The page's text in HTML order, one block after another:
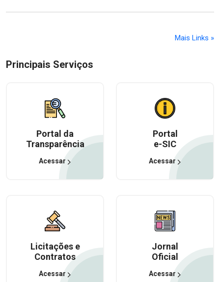
Mais Links »
Principais Serviços
Portal da
Transparência
Acessar
Portal
e-SIC
Acessar
Licitações e
Contratos
Acessar
Jornal
Oficial
Acessar